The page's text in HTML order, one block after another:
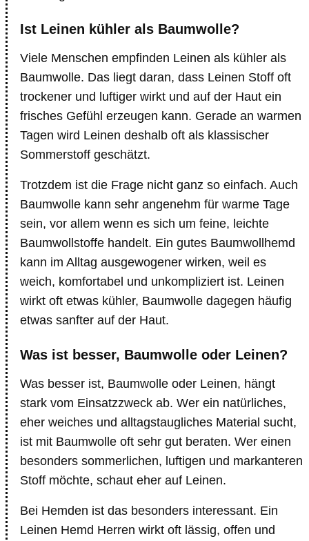
Ist Leinen kühler als Baumwolle?
Viele Menschen empfinden Leinen als kühler als
Baumwolle. Das liegt daran, dass Leinen Stoff oft
trockener und luftiger wirkt und auf der Haut ein
frisches Gefühl erzeugen kann. Gerade an warmen
Tagen wird Leinen deshalb oft als klassischer
Sommerstoff geschätzt.
Trotzdem ist die Frage nicht ganz so einfach. Auch
Baumwolle kann sehr angenehm für warme Tage
sein, vor allem wenn es sich um feine, leichte
Baumwollstoffe handelt. Ein gutes Baumwollhemd
kann im Alltag ausgewogener wirken, weil es
weich, komfortabel und unkompliziert ist. Leinen
wirkt oft etwas kühler, Baumwolle dagegen häufig
etwas sanfter auf der Haut.
Was ist besser, Baumwolle oder Leinen?
Was besser ist, Baumwolle oder Leinen, hängt
stark vom Einsatzzweck ab. Wer ein natürliches,
eher weiches und alltagstaugliches Material sucht,
ist mit Baumwolle oft sehr gut beraten. Wer einen
besonders sommerlichen, luftigen und markanteren
Stoff möchte, schaut eher auf Leinen.
Bei Hemden ist das besonders interessant. Ein
Leinen Hemd Herren wirkt oft lässig, offen und